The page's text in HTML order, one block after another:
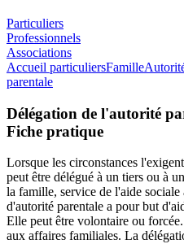
Particuliers
Professionnels
Associations
Accueil particuliersFamille
parentale
Délégation de l'autorité
Fiche pratique
Lorsque les circonstances
peut être délégué à un tiers ou à
la famille, service de l'aide
d'autorité parentale a pour but
Elle peut être volontaire ou
aux affaires familiales. La